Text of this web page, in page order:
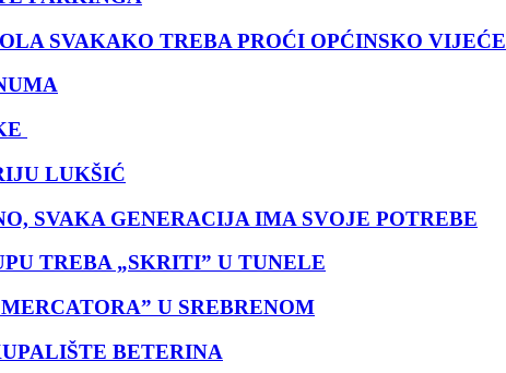
SVAKAKO TREBA PROĆI OPĆINSKO VIJEĆE
LUKŠIĆ
SVAKA GENERACIJA IMA SVOJE POTREBE
TREBA „SKRITI” U TUNELE
U SREBRENOM
BETERINA